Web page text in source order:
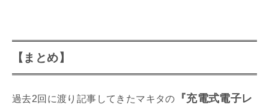
【まとめ】
過去2回に渡り記事してきたマキタの
『充電式電子レ